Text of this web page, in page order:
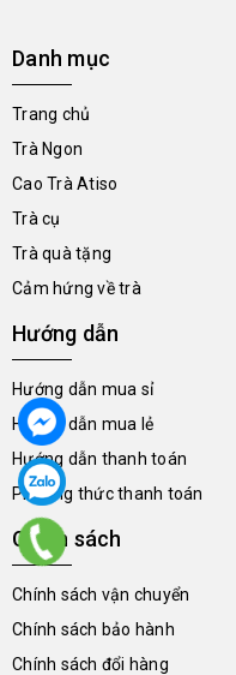
Danh mục
Trang chủ
Trà Ngon
Cao Trà Atiso
Trà cụ
Trà quà tặng
Cảm hứng về trà
Hướng dẫn
Hướng dẫn mua sỉ
Hướng dẫn mua lẻ
Hướng dẫn thanh toán
Phương thức thanh toán
Chính sách
Chính sách vận chuyển
Chính sách bảo hành
Chính sách đổi hàng